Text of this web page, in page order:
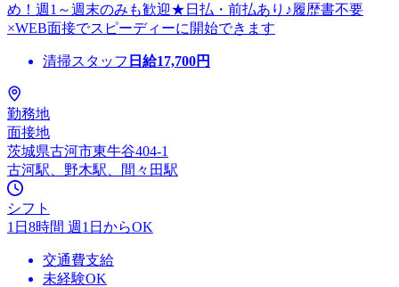
め！週1～週末のみも歓迎★日払・前払あり♪履歴書不要
×WEB面接でスピーディーに開始できます
清掃スタッフ 日給17,700円
勤務地
面接地
茨城県古河市東牛谷404-1
古河駅、野木駅、間々田駅
シフト
1日8時間 週1日からOK
交通費支給
未経験OK